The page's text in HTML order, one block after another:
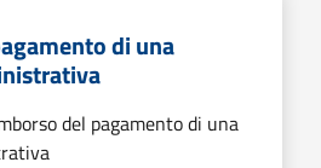
di una
del pagamento di una